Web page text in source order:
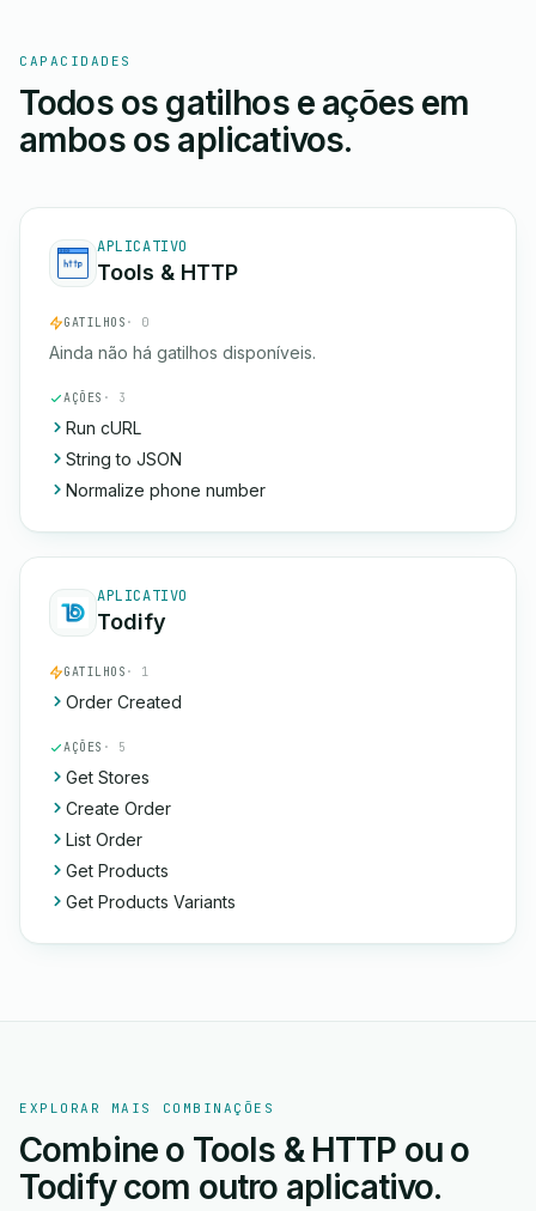
CAPACIDADES
Todos os gatilhos e ações em
ambos os aplicativos.
APLICATIVO
Tools & HTTP
GATILHOS · 0
Ainda não há gatilhos disponíveis.
AÇÕES · 3
Run cURL
String to JSON
Normalize phone number
APLICATIVO
Todify
GATILHOS · 1
Order Created
AÇÕES · 5
Get Stores
Create Order
List Order
Get Products
Get Products Variants
EXPLORAR MAIS COMBINAÇÕES
Combine o Tools & HTTP ou o
Todify com outro aplicativo.